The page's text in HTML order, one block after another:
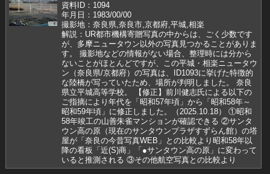
資料ID：1094
年月日：1983/00/00
撮影地：奈良県,奈良市,京都府,平城,相楽
解説：UR都市機構寄贈写真の中からは、ごく少数です
が、多摩ニュータウン以外の写真見つかることがありま
す。 撮影地などの情報がない場合、整理時には分から
ないことがほとんどですが、この平城・相楽ニュータウ
ン（奈良県/京都府）の写真は、ID1093に挙げた特徴的
な陸橋が写っていたため、場所が判明しました。 奈良
県立平城高等学校。 【修正】前川健志氏による以下の
ご指摘により年代を「昭和57年頃」から「昭和58年～
昭和59年頃」に修正しました。（2025.10.18） ①昭和
58年竣工の山善朱雀マンションが確認できる ②サンタ
ウン高の原（現在のサンタウンプラザすずらん館）の塔
屋が「奈良の今昔写真WEB」との比較より昭和58年以
降の看板「近(S)商」「●サンタウン高の原」に変わって
いると推測される ③その他航空写真との比較より